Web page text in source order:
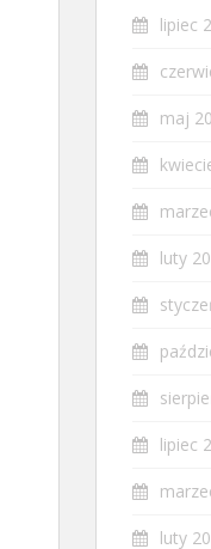
lipiec
maj
luty
lipiec
luty